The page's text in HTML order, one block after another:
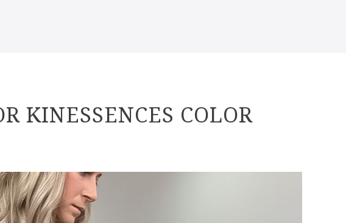
KINESSENCES COLOR